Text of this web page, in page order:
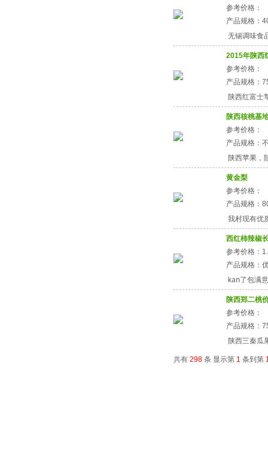
参考价格：
产品规格：
无锡调味食
2015年陕西
参考价格：
产品规格：
陕西红富士
陕西核桃基
参考价格：
产品规格：
陕西苹果，
黄金梨
参考价格：
产品规格：
我村现有优
西红柿辣椒
参考价格：
产品规格：
kan了包满
陕西郑二桃
参考价格：
产品规格：
陕西三秦瓜
共有298条 显示第 1 条到第